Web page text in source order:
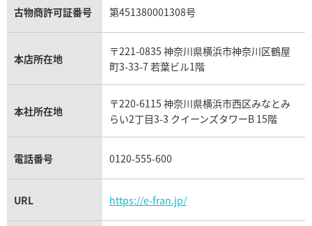
アクアマリン買取
オメガ買取
カルティエ買取
フランク ミュラー買取
リシャール・ミル買取
パネライ買取
チューダー（チュードル）買取
プラダ買取
モーブッサン買取
古物商許可証番号 第451380001308号
本店所在地
〒221-0835 神奈川県横浜市神奈川区鶴屋
町3-33-7 若葉ビル1階
本社所在地
〒220-6115 神奈川県横浜市西区みなとみ
らい2丁目3-3 クイーンズタワーB 15階
電話番号 0120-555-600
URL https://e-fran.jp/